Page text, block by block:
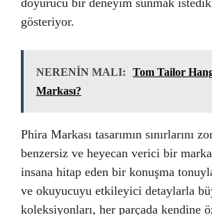
gösteriyor.
NERENİN MALI:
Tom Tailor
Markası?
Phira Markası tasarımın sınırlarını
benzersiz ve heyecan verici bir
insana hitap eden bir konuşma
ve okuyucuyu etkileyici detaylarla
koleksiyonları, her parçada kendine